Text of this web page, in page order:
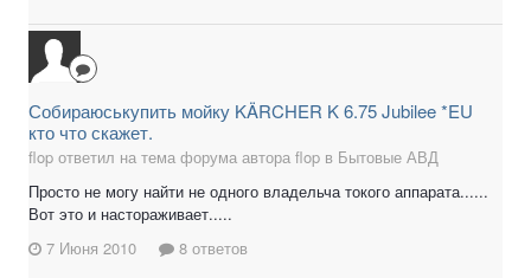
Собираюськупить мойку KÄRCHER K 6.75 Jubilee *EU
кто что скажет.
flop ответил на тема форума автора flop в Бытовые АВД
Просто не могу найти не одного владельча токого аппарата......
Вот это и настораживает.....
7 Июня 2010
8 ответов